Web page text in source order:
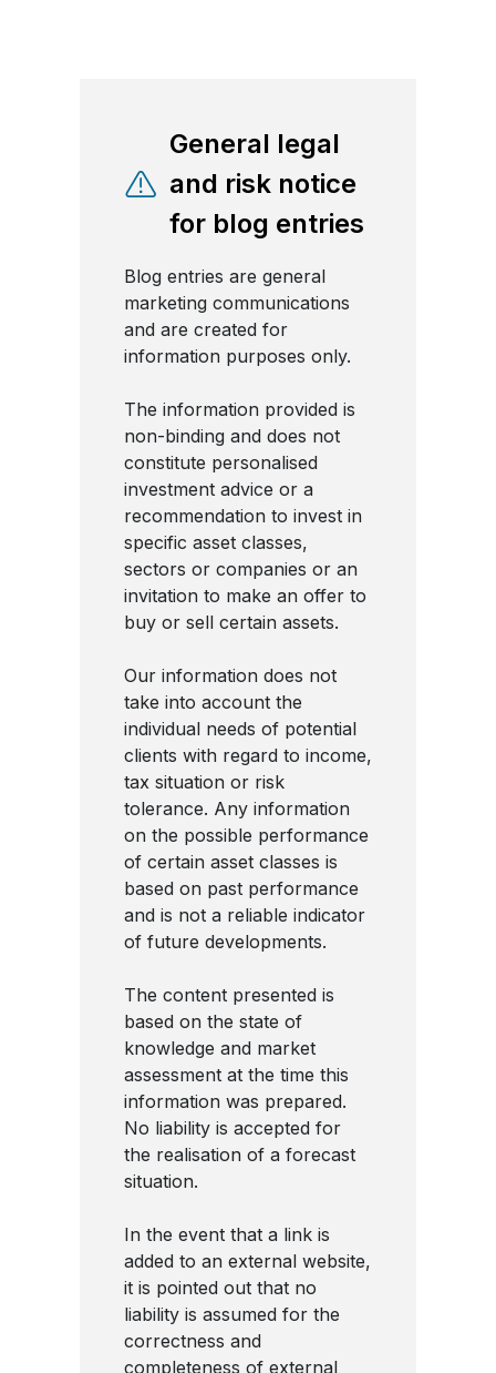
General legal
and risk notice
for blog entries
Blog entries are general
marketing communications
and are created for
information purposes only.
The information provided is
non-binding and does not
constitute personalised
investment advice or a
recommendation to invest in
specific asset classes,
sectors or companies or an
invitation to make an offer to
buy or sell certain assets.
Our information does not
take into account the
individual needs of potential
clients with regard to income,
tax situation or risk
tolerance. Any information
on the possible performance
of certain asset classes is
based on past performance
and is not a reliable indicator
of future developments.
The content presented is
based on the state of
knowledge and market
assessment at the time this
information was prepared.
No liability is accepted for
the realisation of a forecast
situation.
In the event that a link is
added to an external website,
it is pointed out that no
liability is assumed for the
correctness and
completeness of external